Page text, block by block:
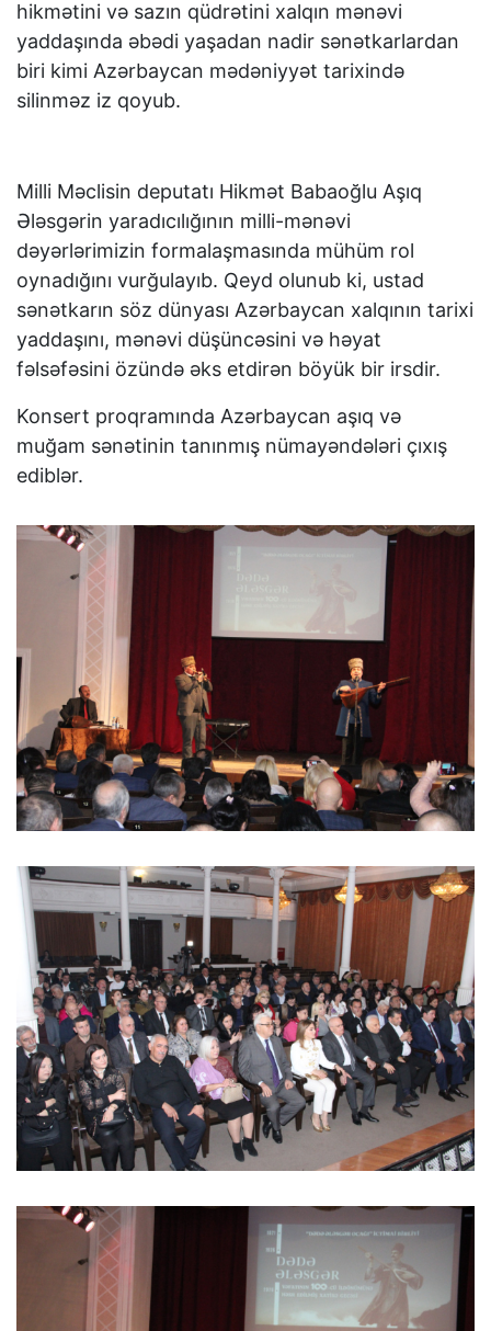
hikmətini və sazın qüdrətini xalqın mənəvi
yaddaşında əbədi yaşadan nadir sənətkarlardan
biri kimi Azərbaycan mədəniyyət tarixində
silinməz iz qoyub.
Milli Məclisin deputatı Hikmət Babaoğlu Aşıq
Ələsgərin yaradıcılığının milli-mənəvi
dəyərlərimizin formalaşmasında mühüm rol
oynadığını vurğulayıb. Qeyd olunub ki, ustad
sənətkarın söz dünyası Azərbaycan xalqının tarixi
yaddaşını, mənəvi düşüncəsini və həyat
fəlsəfəsini özündə əks etdirən böyük bir irsdir.
Konsert proqramında Azərbaycan aşıq və
muğam sənətinin tanınmış nümayəndələri çıxış
ediblər.